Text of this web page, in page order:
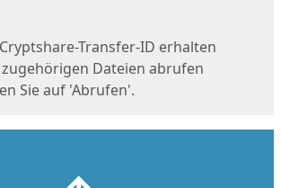
Transfer-ID erhalten
Dateien abrufen
Sie auf 'Abrufen'.